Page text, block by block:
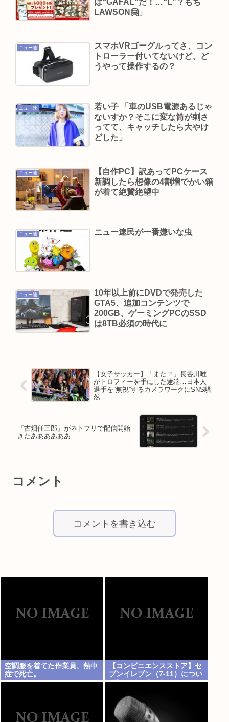
入2622億円に到達！2週目も好調に推移へ
発売48年で初の箱縮小 メーカー「CO2も1067トン
削減できます笑」
ジャンポケ斎藤、懲役7年求刑の翌週にバームクー
マチアプ女と会ってきたんやが職業詐称して病気
も隠してたんやが
5人産んだ辻希美 2人に病気があることを告白 その
【映画動員ランキング】「映画ちいかわ」動員1位
に返り咲き！「ミニオンズ」「あの星」「ブルー
ロック」もランクイン
は“GAFAL”だ！…“L”？もち
LAWSON🤗」
ニュー速
スマホVRゴーグルってさ、コン
トローラー付いてないけど、ど
うやって操作するの？
ニュー速
若い子 「車のUSB電源あるじゃ
ないすか？そこに変な筒が刺さ
ってて、キャッチしたら大やけ
どした」
ニュー速
【自作PC】訳あってPCケース
新調したら想像の4割増でかい箱
が着て絶賛絶望中
ニュー速 ニュー速民が一番嫌いな虫
ニュー速
10年以上前にDVDで発売した
GTA5、追加コンテンツで
200GB、ゲーミングPCのSSD
は8TB必須の時代に
【女子サッカー】「また？」長谷川唯
がトロフィーを手にした途端…日本人
選手を”無視”するカメラワークにSNS騒
然
『古畑任三郎』がネトフリで配信開始
きたああああああ
コメント
コメントを書き込む
空調服を着てた作業員、熱中
症で死亡。
【コンビニエンスストア】セ
ブンイレブン（7-11）につい
て知っていること